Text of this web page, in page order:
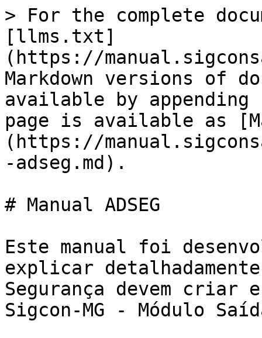
> For the complete
[llms.txt]
(https://
Markdown versions of
available by
page is available as
(https://
-adseg.md).
# Manual ADSEG
Este manual foi
explicar
Segurança devem criar
Sigcon-MG - Módulo